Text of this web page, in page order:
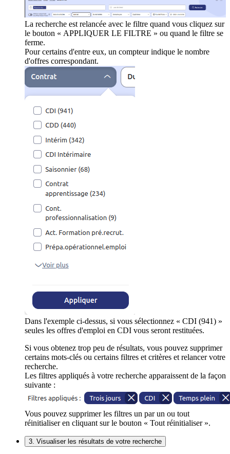
La recherche est relancée avec le filtre quand vous cliquez sur
le bouton « APPLIQUER LE FILTRE » ou quand le filtre se
ferme.
Pour certains d'entre eux, un compteur indique le nombre
d'offres correspondant.
Dans l'exemple ci-dessus, si vous sélectionnez « CDI (941) »
seules les offres d'emploi en CDI vous seront restituées.
Si vous obtenez trop peu de résultats, vous pouvez supprimer
certains mots-clés ou certains filtres et critères et relancer votre
recherche.
Les filtres appliqués à votre recherche apparaissent de la façon
suivante :
Vous pouvez supprimer les filtres un par un ou tout
réinitialiser en cliquant sur le bouton « Tout réinitialiser ».
3. Visualiser les résultats de votre recherche